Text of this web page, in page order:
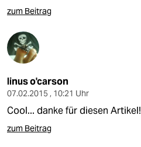
zum Beitrag
linus o'carson
07.02.2015 , 10:21 Uhr
Cool... danke für diesen Artikel!
zum Beitrag